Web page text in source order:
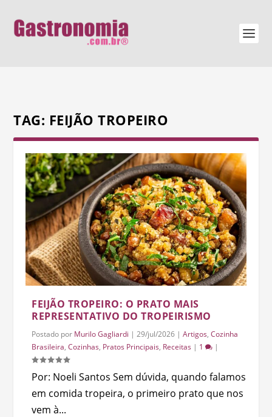
TAG: FEIJÃO TROPEIRO
FEIJÃO TROPEIRO: O PRATO MAIS
REPRESENTATIVO DO TROPEIRISMO
Postado por Murilo Gagliardi |29/jul/2026 |Artigos,Cozinha
Brasileira,Cozinhas, Pratos Principais, Receitas | 1 |
Por: Noeli Santos Sem dúvida, quando falamos
em comida tropeira, o primeiro prato que nos
vem à...